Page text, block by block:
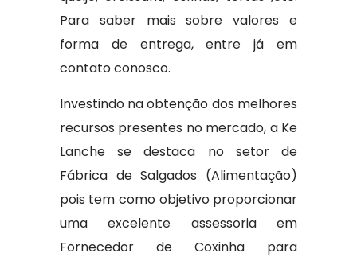
Para saber mais sobre valores e
forma de entrega, entre já em
contato conosco.
Investindo na obtenção dos melhores
recursos presentes no mercado, a Ke
Lanche se destaca no setor de
Fábrica de Salgados (Alimentação)
pois tem como objetivo proporcionar
uma excelente assessoria em
Fornecedor de Coxinha para